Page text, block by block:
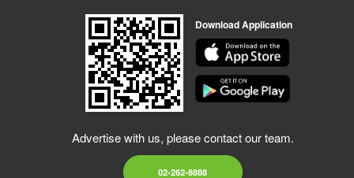
Download Application
Advertise with us, please contact our team.
02-262-8888